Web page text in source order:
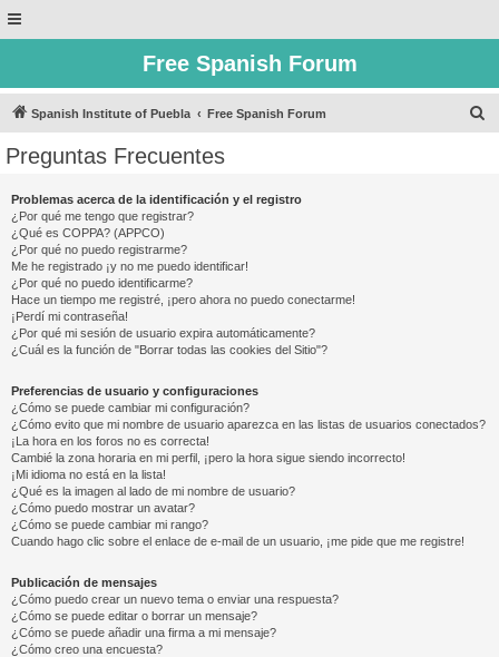
Free Spanish Forum
Spanish Institute of Puebla Free Spanish Forum
Preguntas Frecuentes
Problemas acerca de la identificación y el registro
¿Por qué me tengo que registrar?
¿Qué es COPPA? (APPCO)
¿Por qué no puedo registrarme?
Me he registrado ¡y no me puedo identificar!
¿Por qué no puedo identificarme?
Hace un tiempo me registré, ¡pero ahora no puedo conectarme!
¡Perdí mi contraseña!
¿Por qué mi sesión de usuario expira automáticamente?
¿Cuál es la función de "Borrar todas las cookies del Sitio"?
Preferencias de usuario y configuraciones
¿Cómo se puede cambiar mi configuración?
¿Cómo evito que mi nombre de usuario aparezca en las listas de usuarios conectados?
¡La hora en los foros no es correcta!
Cambié la zona horaria en mi perfil, ¡pero la hora sigue siendo incorrecto!
¡Mi idioma no está en la lista!
¿Qué es la imagen al lado de mi nombre de usuario?
¿Cómo puedo mostrar un avatar?
¿Cómo se puede cambiar mi rango?
Cuando hago clic sobre el enlace de e-mail de un usuario, ¡me pide que me registre!
Publicación de mensajes
¿Cómo puedo crear un nuevo tema o enviar una respuesta?
¿Cómo se puede editar o borrar un mensaje?
¿Cómo se puede añadir una firma a mi mensaje?
¿Cómo creo una encuesta?